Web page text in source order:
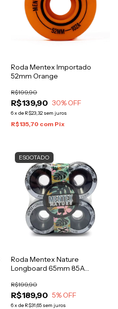
Roda Mentex Importado
52mm Orange
R$139,90
R$199,90
30% OFF
6x de R$23,32 sem juros
R$135,70 com Pix
ESGOTADO
Roda Mentex Nature
Longboard 65mm 85A
R$189,90
R$199,90
5% OFF
6x de R$31,65 sem juros